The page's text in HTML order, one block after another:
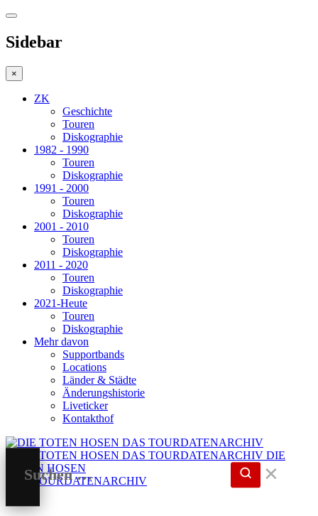
Sidebar
×
ZK
Geschichte
Touren
Diskographie
1982 - 1990
Touren
Diskographie
1991 - 2000
Touren
Diskographie
2001 - 2010
Touren
Diskographie
2011 - 2020
Touren
Diskographie
2021-Heute
Touren
Diskographie
Mehr davon
Supportbands
Locations
Länder & Städte
Änderungshistorie
Liveticker
Kontakthof
DIE
TOTEN HOSEN
DAS TOURDATENARCHIV
✕